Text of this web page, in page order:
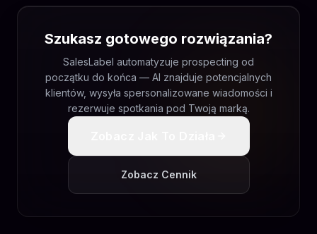
Szukasz gotowego rozwiązania?
SalesLabel automatyzuje prospecting od
początku do końca — AI znajduje potencjalnych
klientów, wysyła spersonalizowane wiadomości i
rezerwuje spotkania pod Twoją marką.
Zobacz Cennik